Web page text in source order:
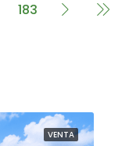
183
VENTA